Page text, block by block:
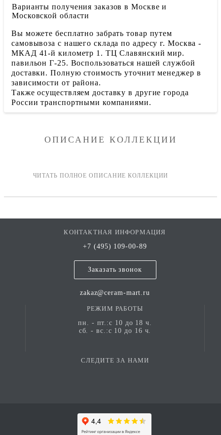
Варианты получения заказов в Москве и
Московской области
Вы можете бесплатно забрать товар путем
самовывоза с нашего склада по адресу г. Москва -
МКАД 41-й километр 1. ТЦ Славянский мир.
павильон Г-25. Воспользоваться нашей службой
доставки. Полную стоимость уточнит менеджер в
зависимости от района.
Также осуществляем доставку в другие города
России транспортными компаниями.
ОПИСАНИЕ КОЛЛЕКЦИИ
КОНТАКТНАЯ ИНФОРМАЦИЯ
+7 (495) 109-00-89
Заказать звонок
zakaz@ceram-mart.ru
РЕЖИМ РАБОТЫ
пн. - пт.:с 10 до 18 ч.
сб. - вс.:с 10 до 16 ч.
СЛЕДИТЕ ЗА НАМИ